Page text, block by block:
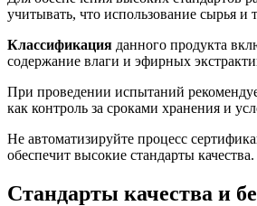
учитывать, что использование сырья
Классификация данного продукта
содержание влаги и эфирных
При проведении испытаний
как контроль за сроками хранения и
Не автоматизируйте процесс
обеспечит высокие стандарты качества.
Стандарты качества и